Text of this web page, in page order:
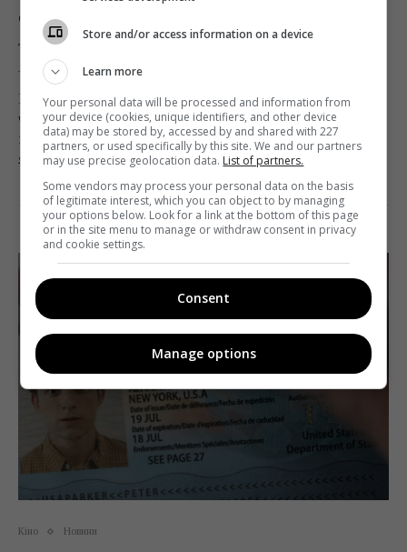
чим запам’яталися трейлери Супербоулу
Telekritika
Напередодні відбулася фінальна гра за звання
чемпіона Національної футбольної ліги США – але
нас, як завжди, цікавить не переможець, а трейлери,
які традиційно показують під час Супербоулу.
Поділитись: Facebook Twitter
Кіно Новини
Store and/or access information on a device
Learn more
Your personal data will be processed and information from
your device (cookies, unique identifiers, and other device
data) may be stored by, accessed by and shared with 227
partners, or used specifically by this site. We and our partners
may use precise geolocation data. List of partners.
Some vendors may process your personal data on the basis
of legitimate interest, which you can object to by managing
your options below. Look for a link at the bottom of this page
or in the site menu to manage or withdraw consent in privacy
and cookie settings.
Consent
Manage options